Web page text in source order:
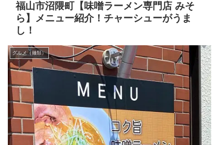
福山市沼隈町【味噌ラーメン専門店 みそ
ら】メニュー紹介！チャーシューがうま
し！
グルメ（麺類）